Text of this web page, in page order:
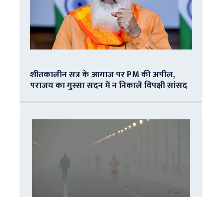
शीतकालीन सत्र के आगाज पर PM की अपील,
पराजय का गुस्सा सदन में न निकालें विपक्षी सांसद